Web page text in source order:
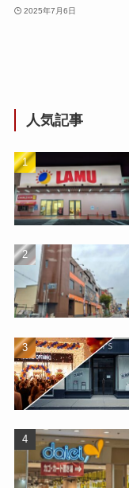
2025年7月6日
人気記事